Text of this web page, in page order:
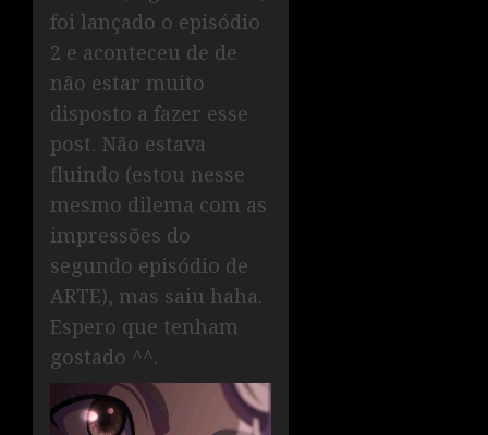
foi lançado o episódio
2 e aconteceu de de
não estar muito
disposto a fazer esse
post. Não estava
fluindo (estou nesse
mesmo dilema com as
impressões do
segundo episódio de
ARTE), mas saiu haha.
Espero que tenham
gostado ^^.